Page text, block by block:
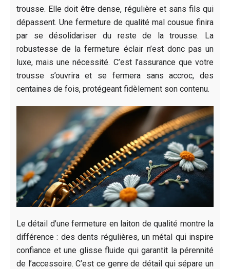
trousse. Elle doit être dense, régulière et sans fils qui
dépassent. Une fermeture de qualité mal cousue finira
par se désolidariser du reste de la trousse. La
robustesse de la fermeture éclair n’est donc pas un
luxe, mais une nécessité. C’est l’assurance que votre
trousse s’ouvrira et se fermera sans accroc, des
centaines de fois, protégeant fidèlement son contenu.
Le détail d’une fermeture en laiton de qualité montre la
différence : des dents régulières, un métal qui inspire
confiance et une glisse fluide qui garantit la pérennité
de l’accessoire. C’est ce genre de détail qui sépare un